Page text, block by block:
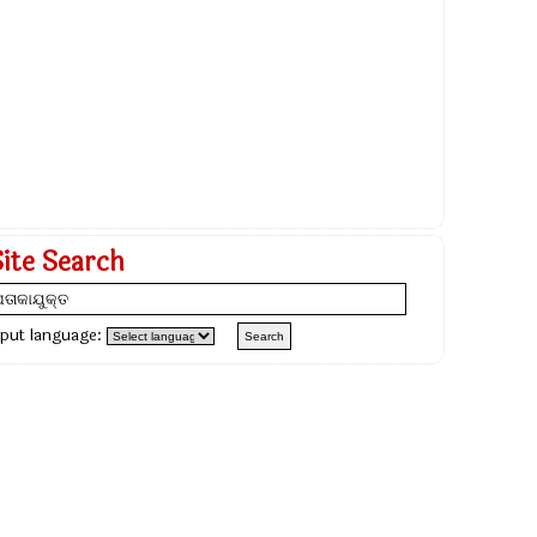
Search
language: